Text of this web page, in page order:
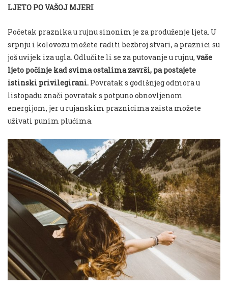
LJETO PO VAŠOJ MJERI
Početak praznika u rujnu sinonim je za produženje ljeta. U
srpnju i kolovozu možete raditi bezbroj stvari, a praznici su
još uvijek iza ugla. Odlučite li se za putovanje u rujnu, vaše
ljeto počinje kad svima ostalima završi, pa postajete
istinski privilegirani. Povratak s godišnjeg odmora u
listopadu znači povratak s potpuno obnovljenom
energijom, jer u rujanskim praznicima zaista možete
uživati punim plućima.